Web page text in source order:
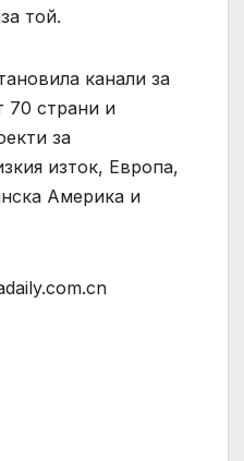
той.
канали за
70 страни и
за
изток, Европа,
Америка и